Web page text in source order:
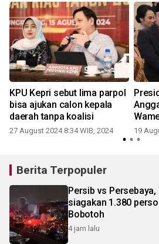
KPU Kepri sebut lima parpol
bisa ajukan calon kepala
daerah tanpa koalisi
27 August 2024 8:34 WIB, 2024 19
Berita Terpopuler
Persib vs
siagakan 1.380
Bobotoh
4 jam lalu